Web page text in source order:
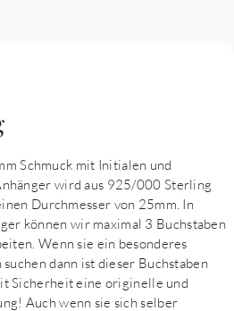
Schmuck mit Initialen und
wird aus 925/000 Sterling
Durchmesser von 25mm. In
können wir maximal 3 Buchstaben
Wenn sie ein besonderes
dann ist dieser Buchstaben
Sicherheit eine originelle und
Auch wenn sie sich selber